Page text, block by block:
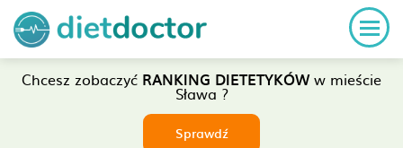
Chcesz zobaczyć RANKING DIETETYKÓWw mieście
Sława ?
Sprawdź